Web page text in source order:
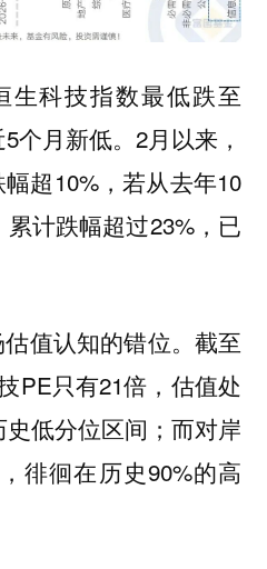
生科技指数最低跌至
个月新低。2月以来，
超10%，若从去年10
计跌幅超过23%，已
值认知的错位。截至
PE只有21倍，估值处
低分位区间；而对岸
徘徊在历史90%的高